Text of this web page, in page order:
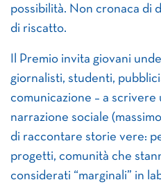
possibilità. Non cronaca di
di riscatto.
Il Premio invita giovani
giornalisti, studenti,
comunicazione – a
narrazione sociale
di raccontare storie vere:
progetti, comunità che
considerati “marginali” in